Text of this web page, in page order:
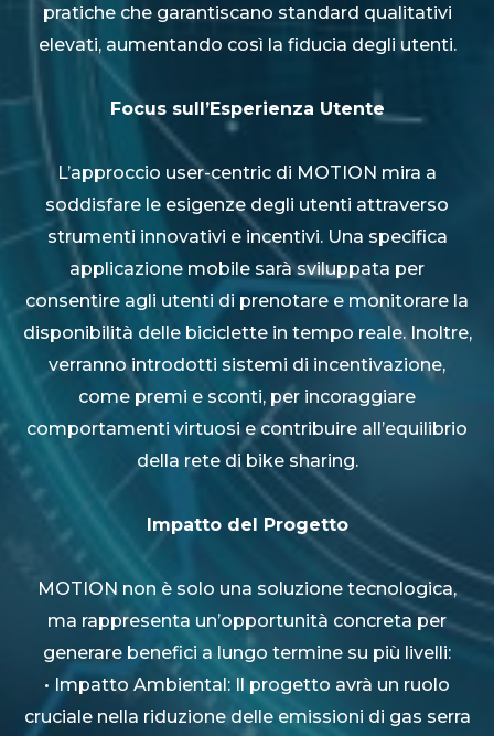
pratiche che garantiscano standard qualitativi
elevati, aumentando così la fiducia degli utenti.
Focus sull’Esperienza Utente
L’approccio user-centric di MOTION mira a
soddisfare le esigenze degli utenti attraverso
strumenti innovativi e incentivi. Una specifica
applicazione mobile sarà sviluppata per
consentire agli utenti di prenotare e monitorare la
disponibilità delle biciclette in tempo reale. Inoltre,
verranno introdotti sistemi di incentivazione,
come premi e sconti, per incoraggiare
comportamenti virtuosi e contribuire all’equilibrio
della rete di bike sharing.
Impatto del Progetto
MOTION non è solo una soluzione tecnologica,
ma rappresenta un’opportunità concreta per
generare benefici a lungo termine su più livelli:
• Impatto Ambiental: Il progetto avrà un ruolo
cruciale nella riduzione delle emissioni di gas serra